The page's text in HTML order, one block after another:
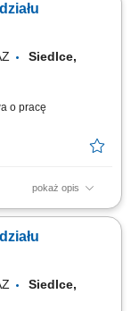
jakości
sprzedaży
Siedlce,
o pracę
pokaż opis
Klientów
monitorowanie
produktów dbałość
Siedlce,